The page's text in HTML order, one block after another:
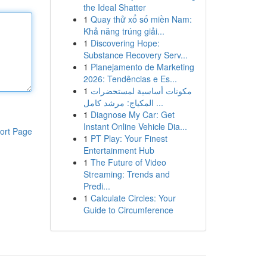
Page
the Ideal Shatter
1 Quay thử xổ số miền Nam:
Khả năng trúng giải...
1 Discovering Hope:
Substance Recovery Serv...
1 Planejamento de Marketing
2026: Tendências e Es...
1 مكونات أساسية لمستحضرات
المكياج: مرشد كامل ...
1 Diagnose My Car: Get
Instant Online Vehicle Dia...
1 PT Play: Your Finest
Entertainment Hub
1 The Future of Video
Streaming: Trends and
Predi...
1 Calculate Circles: Your
Guide to Circumference